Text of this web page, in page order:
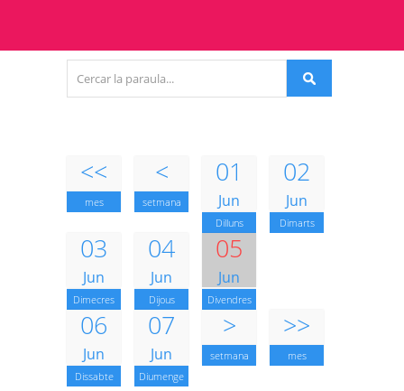
<<
mes
<
setmana
01
Jun
Dilluns
02
Jun
Dimarts
03
Jun
Dimecres
04
Jun
Dijous
05
Jun
Divendres
06
Jun
Dissabte
07
Jun
Diumenge
>
setmana
>>
mes